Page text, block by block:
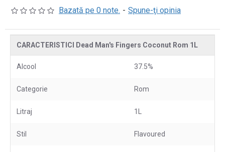
Bazată pe 0 note. - Spune-ţi opinia
CARACTERISTICI Dead Man's Fingers Coconut Rom 1L
Alcool 37.5%
Categorie Rom
Litraj 1L
Stil Flavoured